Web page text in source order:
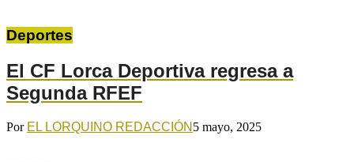
Deportes
El CF Lorca Deportiva regresa a
Segunda RFEF
Por EL LORQUINO REDACCIÓN 5 mayo, 2025